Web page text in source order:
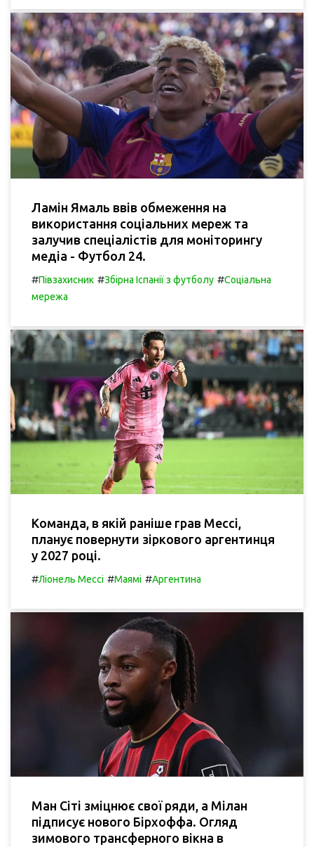
Ламін Ямаль ввів обмеження на
використання соціальних мереж та
залучив спеціалістів для моніторингу
медіа - Футбол 24.
#Півзахисник #Збірна Іспанії з футболу #Соціальна
мережа
Команда, в якій раніше грав Мессі,
планує повернути зіркового аргентинця
у 2027 році.
#Ліонель Мессі #Маямі #Аргентина
Ман Сіті зміцнює свої ряди, а Мілан
підписує нового Бірхоффа. Огляд
зимового трансферного вікна в